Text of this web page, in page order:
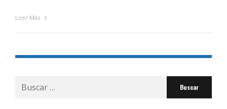
Leer Más
Buscar
por: